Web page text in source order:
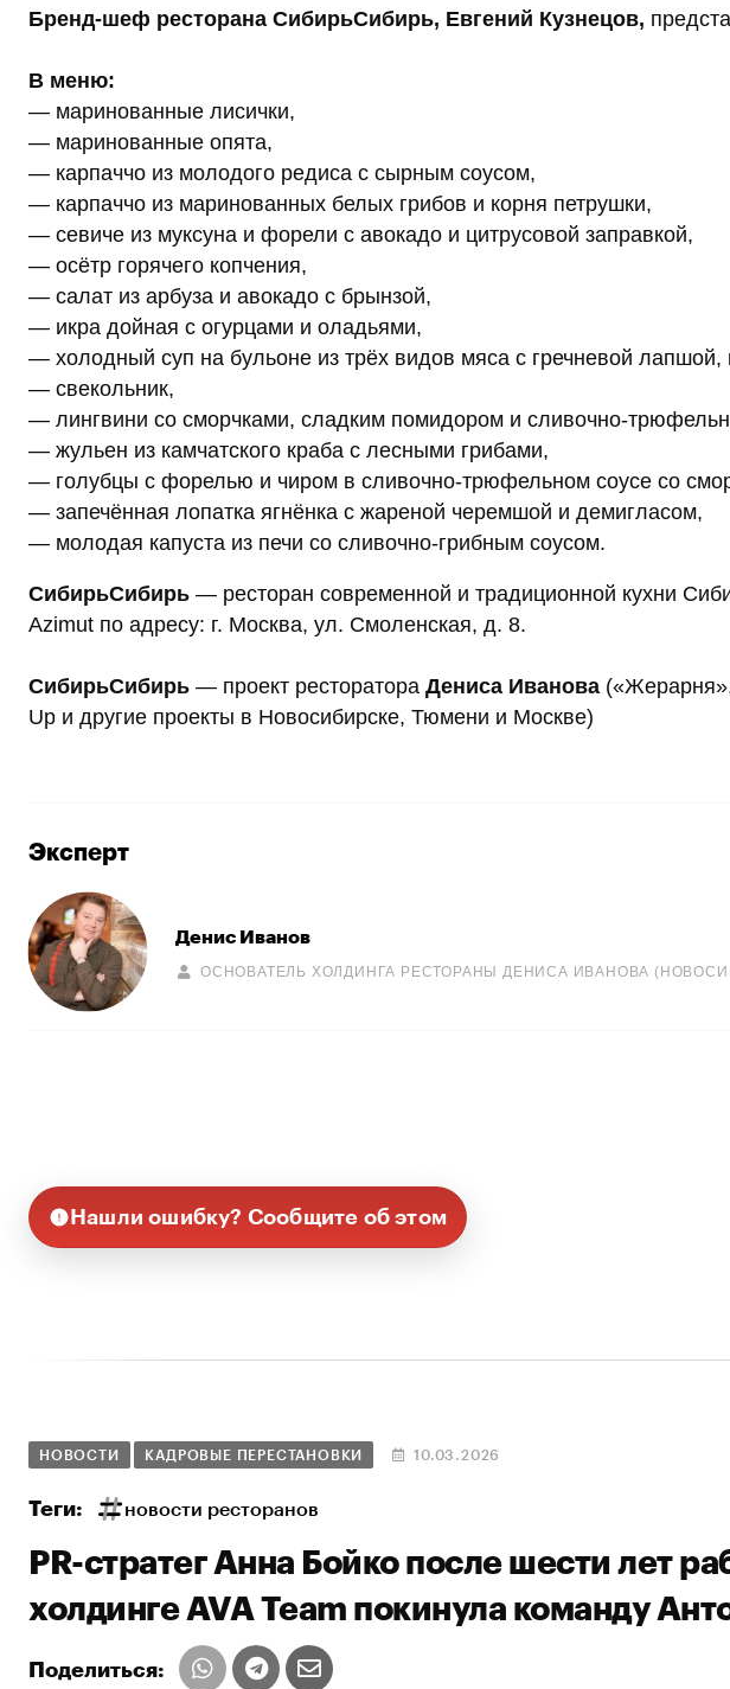
Бренд-шеф ресторана СибирьСибирь, Евгений Кузнецов,
В меню:
— маринованные лисички,
— маринованные опята,
— карпаччо из молодого редиса с сырным соусом,
— карпаччо из маринованных белых грибов и корня петрушки,
— севиче из муксуна и форели с авокадо и цитрусовой заправкой,
— осётр горячего копчения,
— салат из арбуза и авокадо с брынзой,
— икра дойная с огурцами и оладьями,
— холодный суп на бульоне из трёх видов мяса с гречневой
— свекольник,
— лингвини со сморчками, сладким помидором и сливочно-
— жульен из камчатского краба с лесными грибами,
— голубцы с форелью и чиром в сливочно-трюфельном соусе со
— запечённая лопатка ягнёнка с жареной черемшой и демигласом,
— молодая капуста из печи со сливочно-грибным соусом.
СибирьСибирь — ресторан современной и традиционной кухни
Azimut по адресу: г. Москва, ул. Смоленская, д. 8.
СибирьСибирь — проект ресторатора Дениса Иванова
Up и другие проекты в Новосибирске, Тюмени и Москве)
Эксперт
Денис Иванов
ОСНОВАТЕЛЬ ХОЛДИНГА РЕСТОРАНЫ ДЕНИСА ИВАНОВА
Нашли ошибку? Сообщите об этом
НОВОСТИ КАДРОВЫЕ ПЕРЕСТАНОВКИ 10.03.2026
Теги: новости ресторанов
PR-стратег Анна Бойко после шести лет
холдинге AVA Team покинула команду
Поделиться: